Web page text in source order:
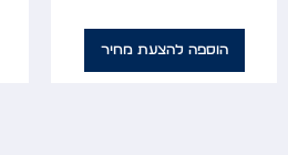
הוספה להצעת מחיר